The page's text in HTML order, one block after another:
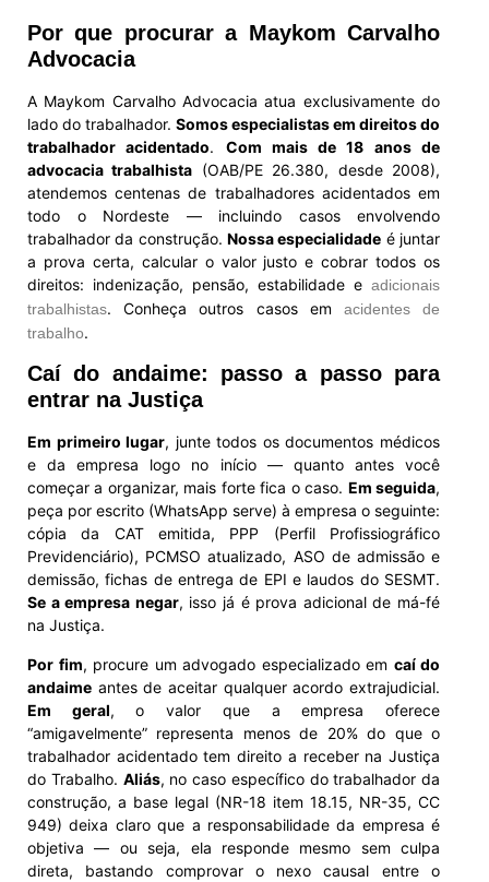
Por que procurar a Maykom Carvalho
Advocacia
A Maykom Carvalho Advocacia atua exclusivamente do
lado do trabalhador. Somos especialistas em direitos do
trabalhador acidentado. Com mais de 18 anos de
advocacia trabalhista (OAB/PE 26.380, desde 2008),
atendemos centenas de trabalhadores acidentados em
todo o Nordeste — incluindo casos envolvendo
trabalhador da construção. Nossa especialidade é juntar
a prova certa, calcular o valor justo e cobrar todos os
direitos: indenização, pensão, estabilidade e adicionais
trabalhistas. Conheça outros casos em acidentes de
trabalho.
Caí do andaime: passo a passo para
entrar na Justiça
Em primeiro lugar, junte todos os documentos médicos
e da empresa logo no início — quanto antes você
começar a organizar, mais forte fica o caso. Em seguida,
peça por escrito (WhatsApp serve) à empresa o seguinte:
cópia da CAT emitida, PPP (Perfil Profissiográfico
Previdenciário), PCMSO atualizado, ASO de admissão e
demissão, fichas de entrega de EPI e laudos do SESMT.
Se a empresa negar, isso já é prova adicional de má-fé
na Justiça.
Por fim, procure um advogado especializado em caí do
andaime antes de aceitar qualquer acordo extrajudicial.
Em geral, o valor que a empresa oferece
“amigavelmente” representa menos de 20% do que o
trabalhador acidentado tem direito a receber na Justiça
do Trabalho. Aliás, no caso específico do trabalhador da
construção, a base legal (NR-18 item 18.15, NR-35, CC
949) deixa claro que a responsabilidade da empresa é
objetiva — ou seja, ela responde mesmo sem culpa
direta, bastando comprovar o nexo causal entre o